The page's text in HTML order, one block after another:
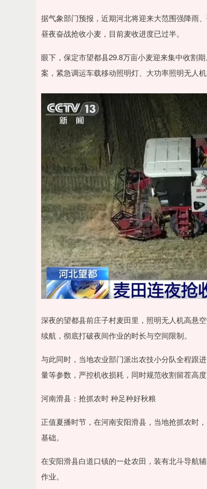
据气象部门预报，近期河北将迎来大范围强降雨
昼夜奋战抢收小麦，目前麦收进度已过半。
眼下，保定市望都县29.8万亩小麦迎来集中收割
案，紧急调运车载移动照明灯、大功率照明无人
深夜的望都县前庄子村麦田里，照明无人机高悬
续航，彻底打破夜间作业的时长与空间限制。
与此同时，当地农业部门派出农技小分队全程跟
量等参数，严控机收损耗，同时规范收割留茬高
河南滑县：抢抓农时 种足种好秋粮
正值夏播时节，在河南安阳滑县，当地抢抓农时
基础。
在安阳滑县白道口镇的一处农田，装有北斗导航
作业。